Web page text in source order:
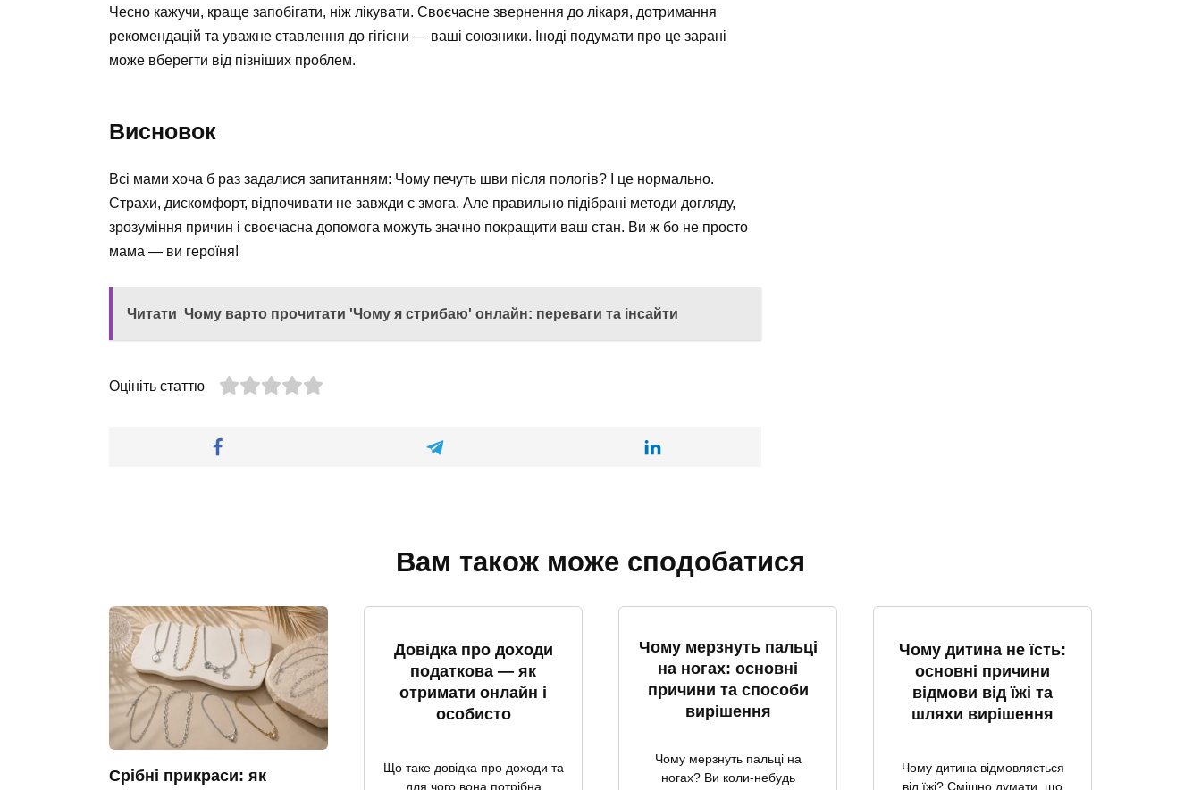
Чесно кажучи, краще запобігати, ніж лікувати. Своєчасне звернення до лікаря, дотримання
рекомендацій та уважне ставлення до гігієни — ваші союзники. Іноді подумати про це зарані
може вберегти від пізніших проблем.
Висновок
Всі мами хоча б раз задалися запитанням: Чому печуть шви після пологів? І це нормально.
Страхи, дискомфорт, відпочивати не завжди є змога. Але правильно підібрані методи догляду,
зрозуміння причин і своєчасна допомога можуть значно покращити ваш стан. Ви ж бо не просто
мама — ви героїня!
Читати Чому варто прочитати 'Чому я стрибаю' онлайн: переваги та інсайти
Оцініть статтю
Вам також може сподобатися
Срібні прикраси: як
Довідка про доходи
податкова — як
отримати онлайн і
особисто
Що таке довідка про доходи та
для чого вона потрібна
Чому мерзнуть пальці
на ногах: основні
причини та способи
вирішення
Чому мерзнуть пальці на
ногах? Ви коли-небудь
Чому дитина не їсть:
основні причини
відмови від їжі та
шляхи вирішення
Чому дитина відмовляється
від їжі? Смішно думати, що